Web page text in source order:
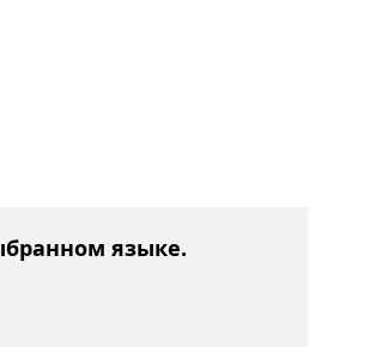
языке.